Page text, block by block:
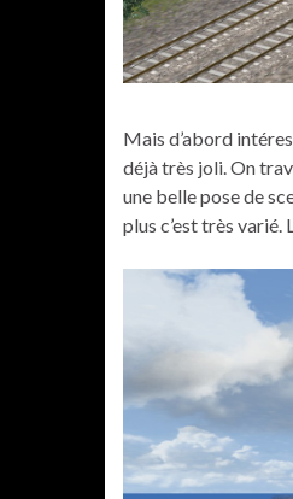
Mais d’abord
déjà très joli. On
une belle pose de
plus c’est très